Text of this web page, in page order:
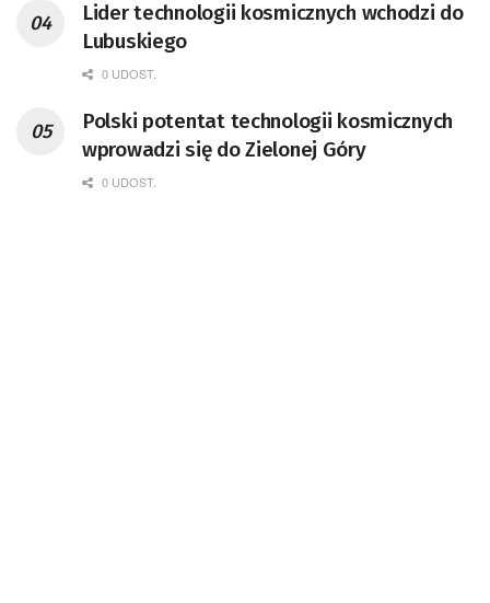
Badań Kosmicznych i Satelitarnych PAN.
Lider technologii kosmicznych wchodzi do
Lubuskiego
0 UDOST.
Polski potentat technologii kosmicznych
wprowadzi się do Zielonej Góry
0 UDOST.